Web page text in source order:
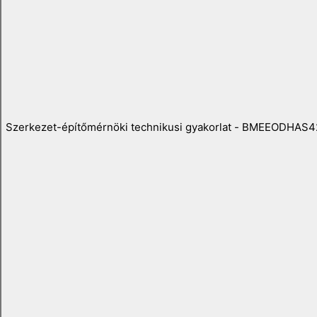
Szerkezet-építőmérnöki technikusi gyakorlat -